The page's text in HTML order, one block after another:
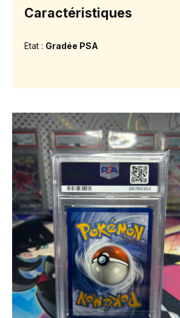
Caractéristiques
Etat : Gradée PSA